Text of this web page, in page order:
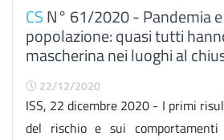
CSN° 61/2020 - Pandemia
popolazione: quasi tutti
mascherina nei luoghi al
22/12/2020
ISS, 22 dicembre 2020 - I primi
del rischio e sui